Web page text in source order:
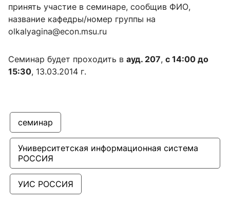
принять участие в семинаре, сообщив ФИО,
название кафедры/номер группы на
olkalyagina@econ.msu.ru
Семинар будет проходить в ауд. 207, с 14:00 до
15:30, 13.03.2014 г.
семинар
Университетская информационная система
РОССИЯ
УИС РОССИЯ